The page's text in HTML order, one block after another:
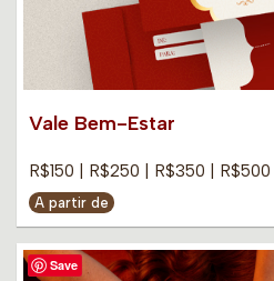
Vale Bem-Estar
R$150 | R$250 | R$350 | R$500
A partir de
Save